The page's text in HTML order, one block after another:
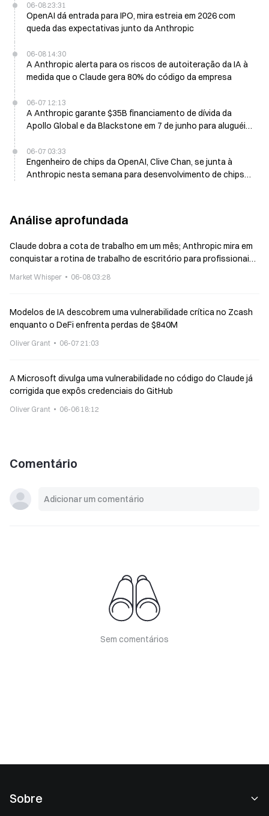
06-08 23:31
OpenAI dá entrada para IPO, mira estreia em 2026 com
queda das expectativas junto da Anthropic
06-08 14:30
A Anthropic alerta para os riscos de autoiteração da IA à
medida que o Claude gera 80% do código da empresa
06-07 12:13
A Anthropic garante $35B financiamento de dívida da
Apollo Global e da Blackstone em 7 de junho para aluguéis
06-07 03:33
Engenheiro de chips da OpenAI, Clive Chan, se junta à
Anthropic nesta semana para desenvolvimento de chips
Análise aprofundada
Claude dobra a cota de trabalho em um mês; Anthropic mira em
conquistar a rotina de trabalho de escritório para profissionais
Market Whisper 06-08 03:28
Modelos de IA descobrem uma vulnerabilidade crítica no Zcash
enquanto o DeFi enfrenta perdas de $840M
Oliver Grant 06-07 21:03
A Microsoft divulga uma vulnerabilidade no código do Claude já
corrigida que expôs credenciais do GitHub
Oliver Grant 06-06 18:12
Comentário
Sem comentários
Sobre